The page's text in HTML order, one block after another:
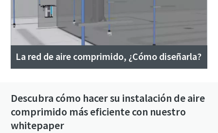
La red de aire comprimido, ¿Cómo diseñarla?
Descubra cómo hacer su instalación de aire
comprimido más eficiente con nuestro
whitepaper